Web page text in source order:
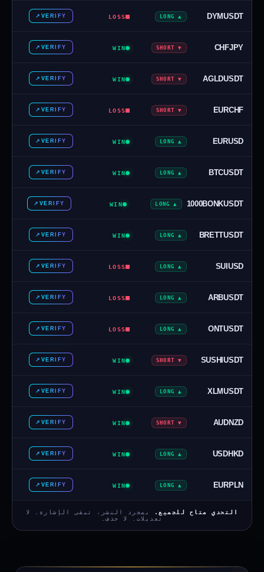
DYMUSDT
▲ LONG
LOSS
VERIFY
↗
CHFJPY
▼ SHORT
WIN
VERIFY
↗
AGLDUSDT
▼ SHORT
WIN
VERIFY
↗
EURCHF
▼ SHORT
LOSS
VERIFY
↗
EURUSD
▲ LONG
WIN
VERIFY
↗
BTCUSDT
▲ LONG
WIN
VERIFY
↗
1000BONKUSDT
▲ LONG
WIN
VERIFY
↗
BRETTUSDT
▲ LONG
WIN
VERIFY
↗
SUIUSD
▲ LONG
LOSS
VERIFY
↗
ARBUSDT
▲ LONG
LOSS
VERIFY
↗
ONTUSDT
▲ LONG
LOSS
VERIFY
↗
SUSHIUSDT
▼ SHORT
WIN
VERIFY
↗
XLMUSDT
▲ LONG
WIN
VERIFY
↗
AUDNZD
▼ SHORT
WIN
VERIFY
↗
USDHKD
▲ LONG
WIN
VERIFY
↗
EURPLN
▲ LONG
WIN
VERIFY
↗
التحدي متاح للجميع.
بمجرد النشر، تبقى الإشارة. لا
تعديلات. لا حذف.